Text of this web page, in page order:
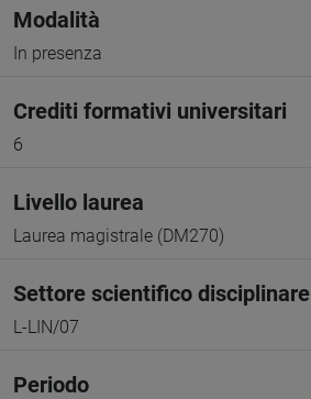
Modalità
In presenza
Crediti formativi universitari
6
Livello laurea
Laurea magistrale (DM270)
Settore scientifico disciplinare
L-LIN/07
Periodo